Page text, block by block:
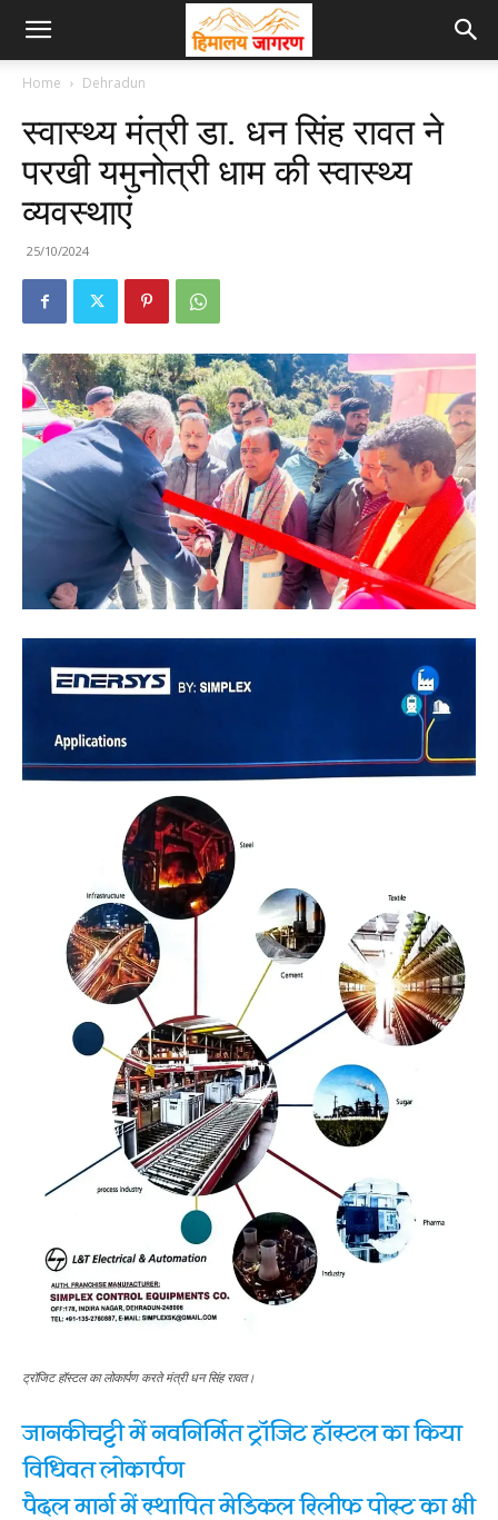
Home Dehradun
स्वास्थ्य मंत्री डा. धन सिंह रावत ने
परखी यमुनोत्री धाम की स्वास्थ्य
व्यवस्थाएं
25/10/2024
ट्रॉजिट हॉस्टल का लोकार्पण करते मंत्री धन सिंह रावत।
जानकीचट्टी में नवनिर्मित ट्रॉजिट हॉस्टल का किया
विधिवत लोकार्पण
पैदल मार्ग में स्थापित मेडिकल रिलीफ पोस्ट का भी